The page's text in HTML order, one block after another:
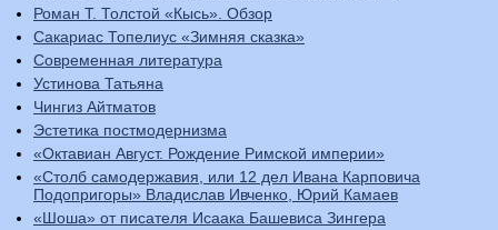
Роман Т. Толстой «Кысь». Обзор
Сакариас Топелиус «Зимняя сказка»
Современная литература
Устинова Татьяна
Чингиз Айтматов
Эстетика постмодернизма
«Октавиан Август. Рождение Римской империи»
«Столб самодержавия, или 12 дел Ивана Карповича
Подопригоры» Владислав Ивченко, Юрий Камаев
«Шоша» от писателя Исаака Башевиса Зингера